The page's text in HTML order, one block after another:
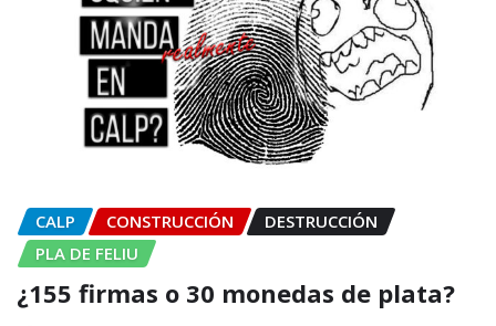
CALP CONSTRUCCIÓN
DESTRUCCIÓN
PLA DE FELIU
¿155 firmas o 30 monedas de plata?